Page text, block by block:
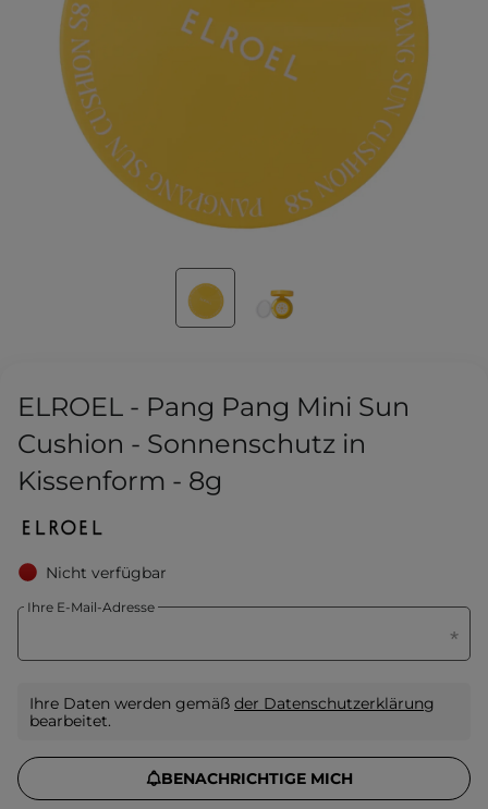
ELROEL - Pang Pang Mini Sun
Cushion - Sonnenschutz in
Kissenform - 8g
Nicht verfügbar
Ihre E-Mail-Adresse
Ihre Daten werden gemäß der Datenschutzerklärung
bearbeitet.
BENACHRICHTIGE MICH